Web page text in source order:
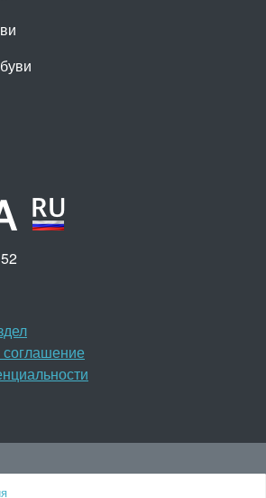
соглашение
Все права защищены. Заказы на